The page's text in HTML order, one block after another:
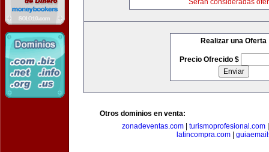
Serán consideradas
Realizar una Oferta
Precio Ofrecido $
Otros dominios en venta:
zonadeventas.com| turismoprofesional.com
latincompra.com|